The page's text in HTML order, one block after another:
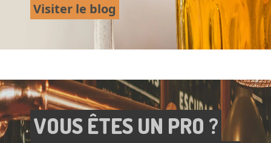
Visiter le blog
VOUS ÊTES UN PRO ?